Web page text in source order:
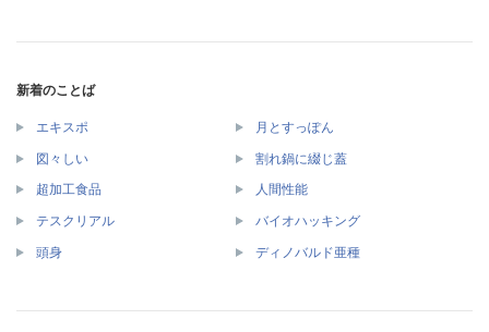
新着のことば
エキスポ 月とすっぽん
図々しい 割れ鍋に綴じ蓋
超加工食品 人間性能
テスクリアル バイオハッキング
頭身 ディノバルド亜種